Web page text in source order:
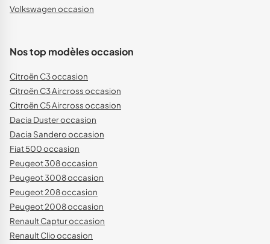
Volkswagen occasion
Nos top modèles occasion
Citroën C3 occasion
Citroën C3 Aircross occasion
Citroën C5 Aircross occasion
Dacia Duster occasion
Dacia Sandero occasion
Fiat 500 occasion
Peugeot 308 occasion
Peugeot 3008 occasion
Peugeot 208 occasion
Peugeot 2008 occasion
Renault Captur occasion
Renault Clio occasion